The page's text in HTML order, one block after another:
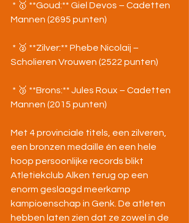
* 🥇 **Goud:** Giel Devos – Cadetten
Mannen (2695 punten)
* 🥈 **Zilver:** Phebe Nicolaij –
Scholieren Vrouwen (2522 punten)
* 🥉 **Brons:** Jules Roux – Cadetten
Mannen (2015 punten)
Met 4 provinciale titels, een zilveren,
een bronzen medaille én een hele
hoop persoonlijke records blikt
Atletiekclub Alken terug op een
enorm geslaagd meerkamp
kampioenschap in Genk. De atleten
hebben laten zien dat ze zowel in de